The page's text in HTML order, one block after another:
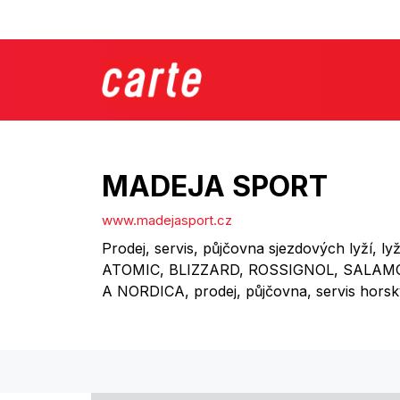
MADEJA SPORT
www.madejasport.cz
Prodej, servis, půjčovna sjezdových lyží,
ATOMIC, BLIZZARD, ROSSIGNOL,
A NORDICA, prodej, půjčovna, servis